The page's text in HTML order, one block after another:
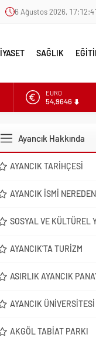
6 Ağustos 2026,
SAĞLIK
EURO
54,9646
DOLAR
47,5939
Ayancık Hakkında
AYANCIK TARIHÇESI
AYANCIK İSMI
SOSYAL VE KÜLTÜREL
AYANCIK’TA TURIZM
ASIRLIK AYANCIK
AYANCIK ÜNIVERSITESI
AKGÖL TABIAT PARKI